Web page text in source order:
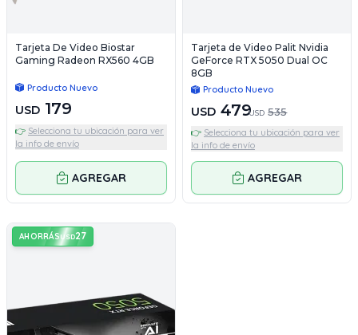
Tarjeta De Video Biostar
Gaming Radeon RX560 4GB
Producto Nuevo
USD 179
👉 Selecciona tu ubicación para ver
la info de envío
AGREGAR
Tarjeta de Video Palit Nvidia
GeForce RTX 5050 Dual OC
8GB
Producto Nuevo
USD 479USD 535
👉 Selecciona tu ubicación para ver
la info de envío
AGREGAR
AHORRÁSUSD27